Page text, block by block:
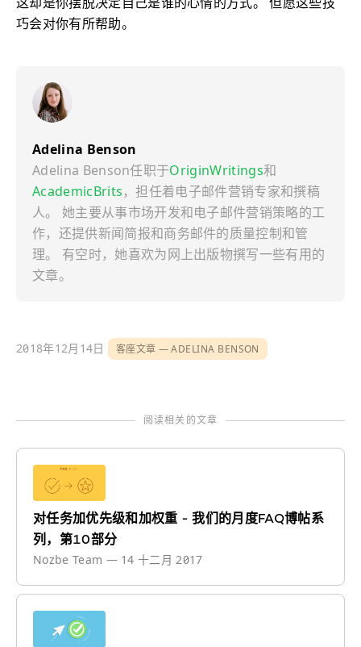
巧会对你有所帮助。
Adelina Benson
Adelina Benson任职于OriginWritings和
AcademicBrits，担任着电子邮件营销专家和撰稿
人。 她主要从事市场开发和电子邮件营销策略的工
作，还提供新闻简报和商务邮件的质量控制和管
理。 有空时，她喜欢为网上出版物撰写一些有用的
文章。
2018年12月14日 客座文章 ADELINA BENSON
阅读相关的文章
对任务加优先级和加权重 - 我们的月度FAQ博帖系
列，第10部分
Nozbe Team — 14 十二月 2017